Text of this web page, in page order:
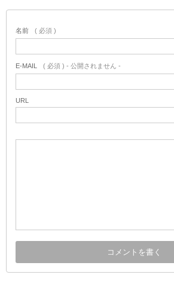
名前 ( 必須 )
E-MAIL ( 必須 ) - 公開されません -
URL